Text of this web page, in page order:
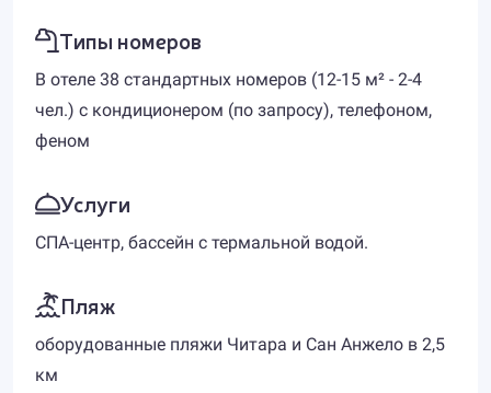
Типы номеров
В отеле 38 стандартных номеров (12-15 м² - 2-4
чел.) с кондиционером (по запросу), телефоном,
феном
Услуги
СПА-центр, бассейн с термальной водой.
Пляж
оборудованные пляжи Читара и Сан Анжело в 2,5
км